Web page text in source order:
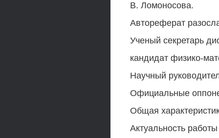
В. Ломоносова.
Автореферат
Ученый секретарь
кандидат физико-
Научный
Официальные
Общая
Актуальность работы